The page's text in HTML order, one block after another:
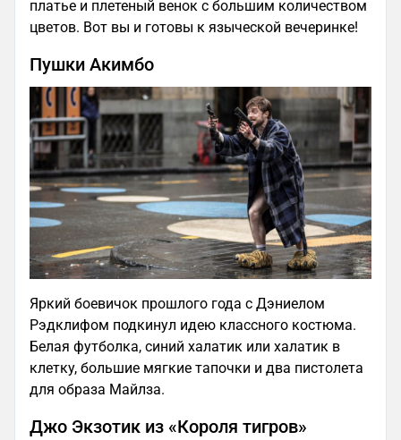
платье и плетеный венок с большим количеством
цветов. Вот вы и готовы к языческой вечеринке!
Пушки Акимбо
Яркий боевичок прошлого года с Дэниелом
Рэдклифом подкинул идею классного костюма.
Белая футболка, синий халатик или халатик в
клетку, большие мягкие тапочки и два пистолета
для образа Майлза.
Джо Экзотик из «Короля тигров»